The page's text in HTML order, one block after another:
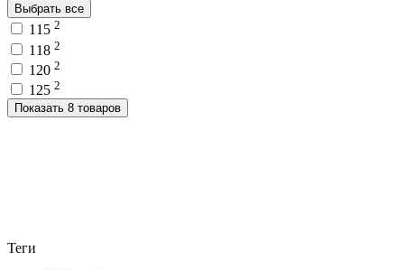
Выбрать все
115 2
118 2
120 2
125 2
Показать 8 товаров
Теги